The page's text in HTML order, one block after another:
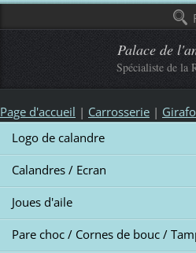
Palace de
Spécialiste de la
Page d'accueil | Carrosserie |
Logo de calandre
Calandres / Ecran
Joues d'aile
Pare choc / Cornes de bouc /